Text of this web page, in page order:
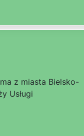
z miasta Bielsko-
Usługi